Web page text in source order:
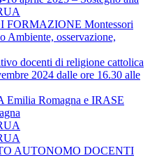
FORMAZIONE Montessori
Ambiente, osservazione,
docenti di religione cattolica
2024 dalle ore 16.30 alle
Emilia Romagna e IRASE
AUTONOMO DOCENTI